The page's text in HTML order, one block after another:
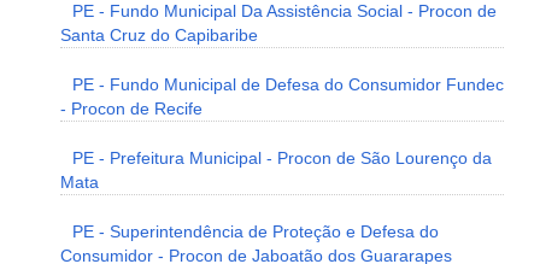
PE - Fundo Municipal Da Assistência Social - Procon de
Santa Cruz do Capibaribe
PE - Fundo Municipal de Defesa do Consumidor Fundec
- Procon de Recife
PE - Prefeitura Municipal - Procon de São Lourenço da
Mata
PE - Superintendência de Proteção e Defesa do
Consumidor - Procon de Jaboatão dos Guararapes